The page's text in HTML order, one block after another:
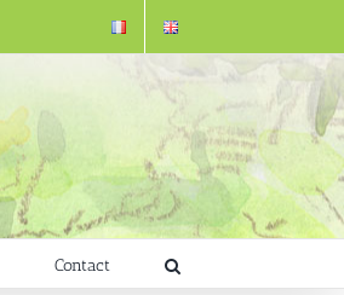
Contact